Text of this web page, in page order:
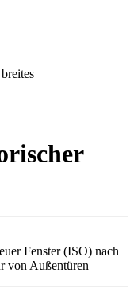
Fenster (ISO) nach
von Außentüren